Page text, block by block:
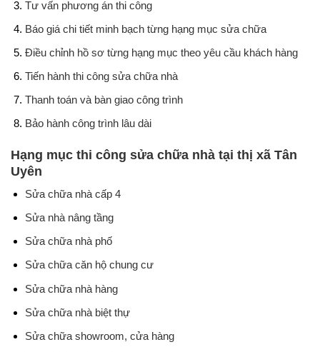
Tư vấn phương án thi công
Báo giá chi tiết minh bạch từng hạng mục sửa chữa
Điều chỉnh hồ sơ từng hạng mục theo yêu cầu khách hàng
Tiến hành thi công sửa chữa nhà
Thanh toán và bàn giao công trình
Bảo hành công trình lâu dài
Hạng mục thi công sửa chữa nhà tại thị xã Tân
Uyên
Sửa chữa nhà cấp 4
Sửa nhà nâng tầng
Sửa chữa nhà phố
Sửa chữa căn hộ chung cư
Sửa chữa nhà hàng
Sửa chữa nhà biệt thự
Sửa chữa showroom, cửa hàng